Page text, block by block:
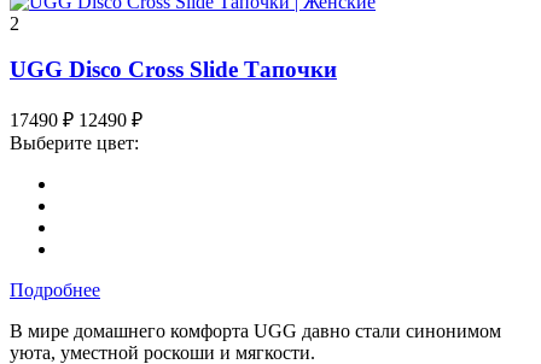
2
UGG Disco Cross Slide Тапочки
17490 ₽ 12490 ₽
Выберите цвет:
Подробнее
В мире домашнего комфорта UGG давно стали синонимом
уюта, уместной роскоши и мягкости.